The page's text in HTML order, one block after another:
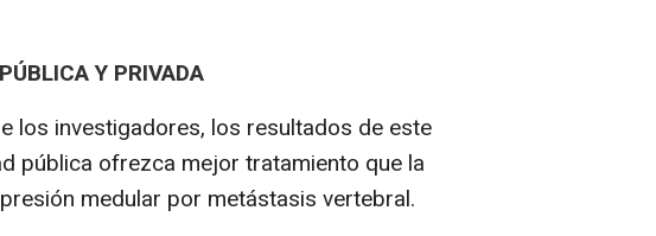
Y PRIVADA
los investigadores, los resultados de este
pública ofrezca mejor tratamiento que la
medular por metástasis vertebral.